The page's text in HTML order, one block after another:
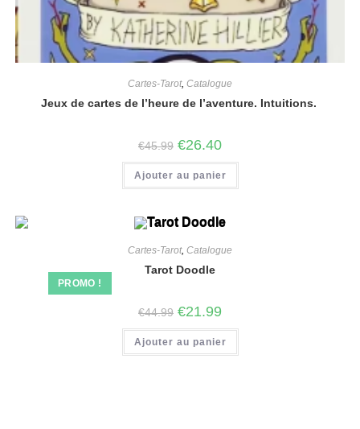
Cartes-Tarot, Catalogue
Jeux de cartes de l’heure de l’aventure. Intuitions.
€45.99 €26.40
Ajouter au panier
PROMO !
Cartes-Tarot, Catalogue
Tarot Doodle
€44.99 €21.99
Ajouter au panier